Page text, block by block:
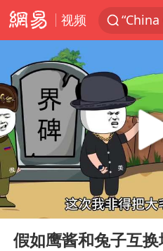
视频
用AI造
美股创
Play
假如鹰酱和兔子互